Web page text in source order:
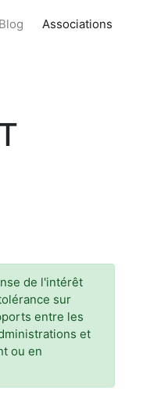
Blog Associations
de l'intérêt
sur
entre les
et
ou en